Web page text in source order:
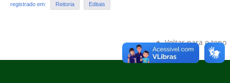
registrado em: Reitoria Editais
Voltar para o topo